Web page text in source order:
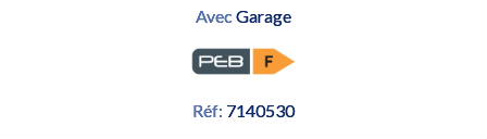
AvecGarage
Réf: 7140530